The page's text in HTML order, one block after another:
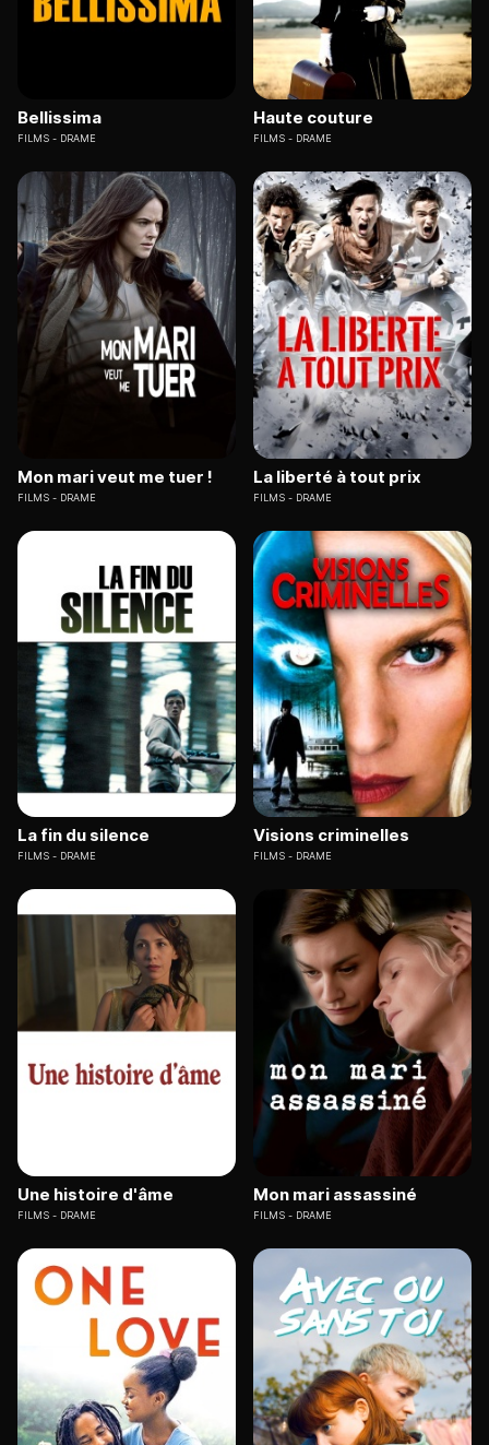
Bellissima
FILMS DRAME
Haute couture
FILMS DRAME
Mon mari veut me tuer !
FILMS DRAME
La liberté à tout prix
FILMS DRAME
La fin du silence
FILMS DRAME
Visions criminelles
FILMS DRAME
Une histoire d'âme
FILMS DRAME
Mon mari assassiné
FILMS DRAME